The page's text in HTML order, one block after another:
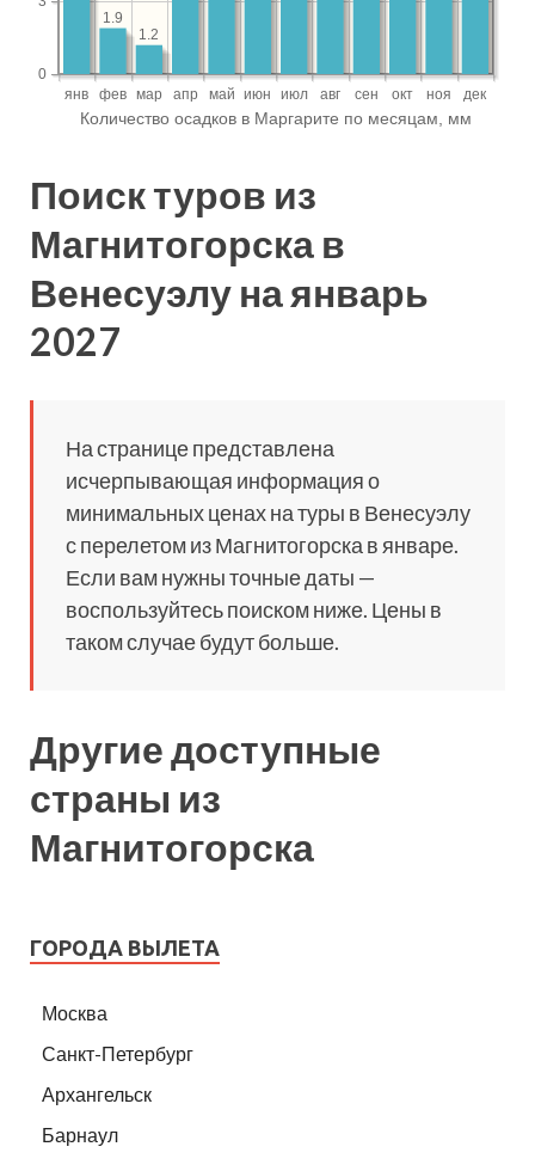
Поиск туров из
Магнитогорска в
Венесуэлу на январь
2027
На странице представлена
исчерпывающая информация о
минимальных ценах на туры в Венесуэлу
с перелетом из Магнитогорска в январе.
Если вам нужны точные даты —
воспользуйтесь поиском ниже. Цены в
таком случае будут больше.
Другие доступные
страны из
Магнитогорска
ГОРОДА ВЫЛЕТА
Москва
Санкт-Петербург
Архангельск
Барнаул